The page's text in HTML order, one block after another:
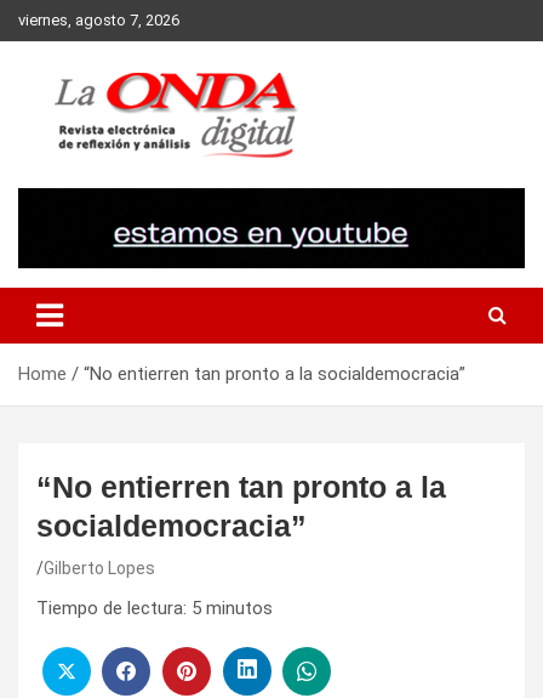
Skip
to
viernes, agosto 7, 2026
Home “No entierren tan pronto a la socialdemocracia”
“No entierren tan pronto a la
socialdemocracia”
Gilberto Lopes
Tiempo de lectura: 5 minutos